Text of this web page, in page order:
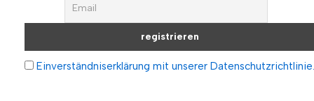
Einverständniserklärung mit unserer Datenschutzrichtlinie.